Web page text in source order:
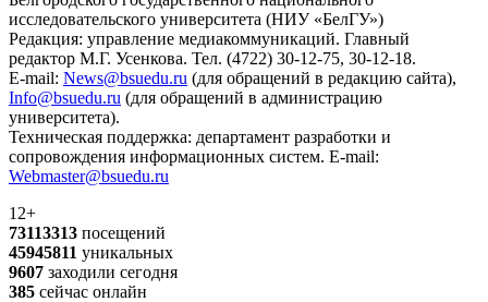
исследовательского университета (НИУ «БелГУ»)
Редакция: управление медиакоммуникаций. Главный
редактор М.Г. Усенкова. Тел. (4722) 30-12-75, 30-12-18.
E-mail: News@bsuedu.ru (для обращений в редакцию сайта),
Info@bsuedu.ru (для обращений в администрацию
университета).
Техническая поддержка: департамент разработки и
сопровождения информационных систем. E-mail:
Webmaster@bsuedu.ru
12+
73113313 посещений
45945811 уникальных
9607 заходили сегодня
385 сейчас онлайн